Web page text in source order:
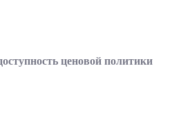
ценовой политики